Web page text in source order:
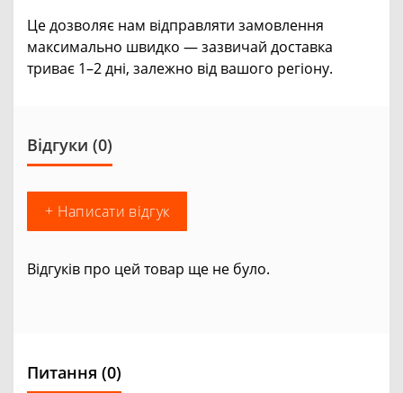
Це дозволяє нам відправляти замовлення
максимально швидко — зазвичай доставка
триває 1–2 дні, залежно від вашого регіону.
Відгуки (0)
+ Написати відгук
Відгуків про цей товар ще не було.
Питання (0)